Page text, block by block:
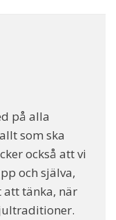
på alla
som ska
också att vi
och själva,
tänka, när